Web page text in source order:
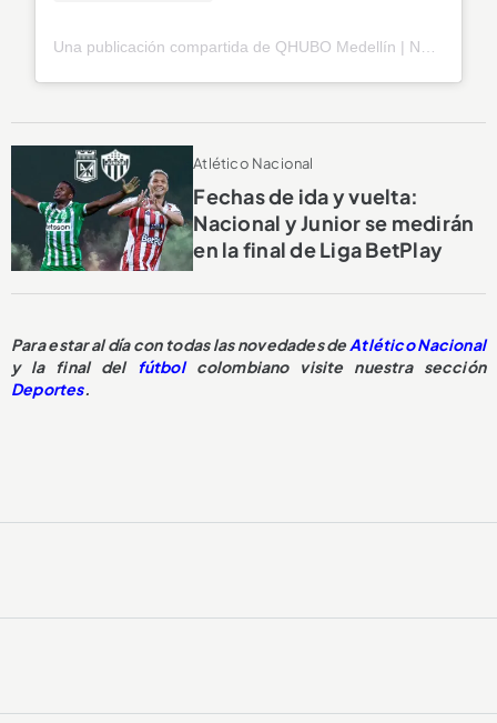
Atlético Nacional
Fechas de ida y vuelta:
Nacional y Junior se medirán
en la final de Liga BetPlay
Para estar al día con todas las novedades deAtlético Nacional
y la final del
fútbol colombiano visite nuestra sección
Deportes.